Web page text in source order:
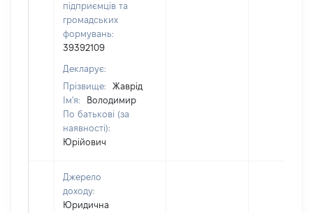
підприємців та
громадських
формувань:
39392109
Декларує:
Прізвище:
Жаврід
Ім'я:
Володимир
По батькові (за
наявності):
Юрійович
Джерело
доходу:
Юридична